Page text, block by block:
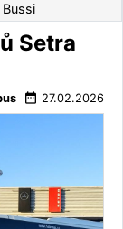
Setra
date_range 27.02.2026